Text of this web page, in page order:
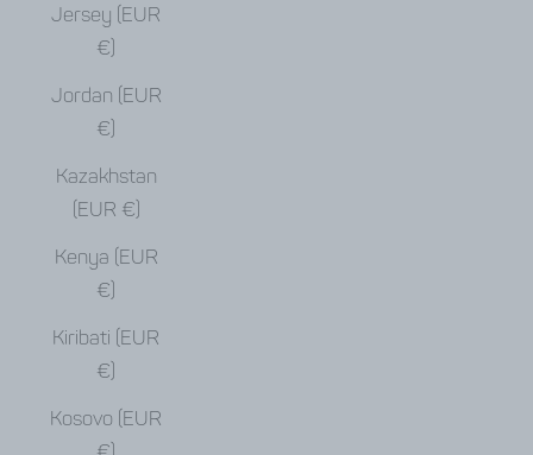
Jersey (EUR
€)
Jordan (EUR
€)
Kazakhstan
(EUR €)
Kenya (EUR
€)
Kiribati (EUR
€)
Kosovo (EUR